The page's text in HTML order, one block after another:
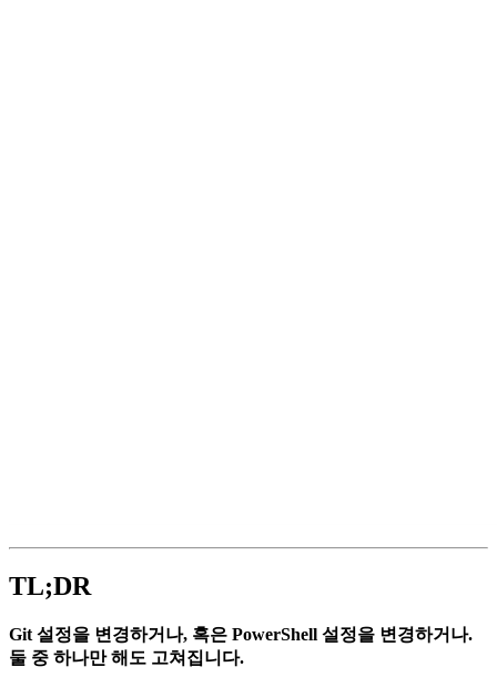
TL;DR
Git 설정을 변경하거나, 혹은 PowerShell 설정을 변경하거나.
둘 중 하나만 해도 고쳐집니다.